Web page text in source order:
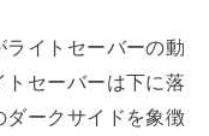
ライトセーバーの動
セーバーは下に落
ークサイドを象徴